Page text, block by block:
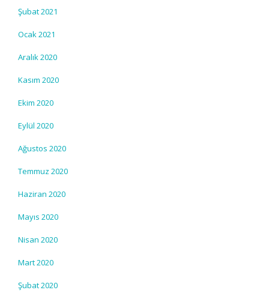
Şubat 2021
Ocak 2021
Aralık 2020
Kasım 2020
Ekim 2020
Eylül 2020
Ağustos 2020
Temmuz 2020
Haziran 2020
Mayıs 2020
Nisan 2020
Mart 2020
Şubat 2020